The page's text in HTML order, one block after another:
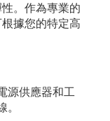
。作為專業的
據您的特定高
源供應器和工